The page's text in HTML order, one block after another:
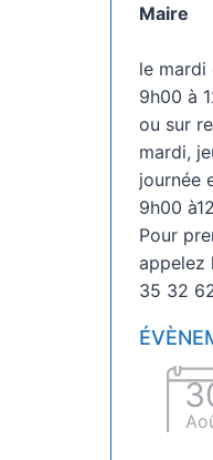
Maire
le mardi
9h00 à
ou sur
mardi,
journée
9h00
Pour
appelez
35 32